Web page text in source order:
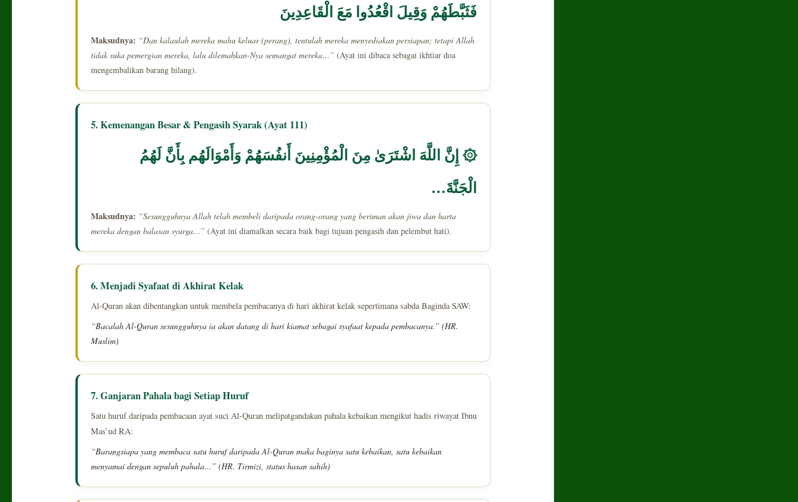
فَثَبَّطَهُمْ وَقِيلَ اقْعُدُوا مَعَ الْقَاعِدِينَ
Maksudnya: “Dan kalaulah mereka mahu keluar (perang), tentulah mereka menyediakan persiapan; tetapi Allah
tidak suka pemergian mereka, lalu dilemahkan-Nya semangat mereka…” (Ayat ini dibaca sebagai ikhtiar doa
mengembalikan barang hilang).
5. Kemenangan Besar & Pengasih Syarak (Ayat 111)
۞ إِنَّ اللَّهَ اشْتَرَىٰ مِنَ الْمُؤْمِنِينَ أَنفُسَهُمْ وَأَمْوَالَهُم بِأَنَّ لَهُمُ
الْجَنَّةَ…
Maksudnya: “Sesungguhnya Allah telah membeli daripada orang-orang yang beriman akan jiwa dan harta
mereka dengan balasan syurga…” (Ayat ini diamalkan secara baik bagi tujuan pengasih dan pelembut hati).
6. Menjadi Syafaat di Akhirat Kelak
Al-Quran akan dibentangkan untuk membela pembacanya di hari akhirat kelak sepertimana sabda Baginda SAW:
“Bacalah Al-Quran sesungguhnya ia akan datang di hari kiamat sebagai syafaat kepada pembacanya.” (HR.
Muslim)
7. Ganjaran Pahala bagi Setiap Huruf
Satu huruf daripada pembacaan ayat suci Al-Quran melipatgandakan pahala kebaikan mengikut hadis riwayat Ibnu
Mas’ud RA:
“Barangsiapa yang membaca satu huruf daripada Al-Quran maka baginya satu kebaikan, satu kebaikan
menyamai dengan sepuluh pahala…” (HR. Tirmizi, status hasan sahih)